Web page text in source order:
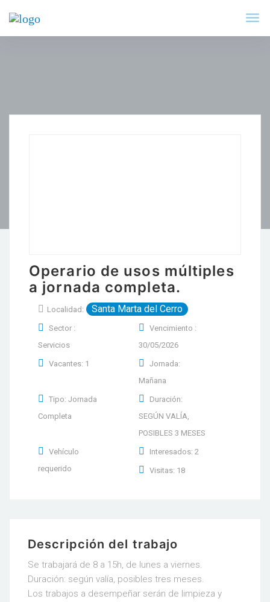
Operario de usos múltiples
a jornada completa.
Localidad: Santa Marta del Cerro
Sector :
Servicios
Vencimiento :
30/05/2026
Vacantes: 1
Jornada:
Mañana
Tipo: Jornada
Completa
Duración:
SEGÚN VALÍA,
POSIBLES 3 MESES
Vehículo
requerido
Interesados: 2
Visitas: 18
Descripción del trabajo
Se trabajará de 8 a 15h, de lunes a viernes.
Duración: según valía, posibles tres meses.
Los trabajos a desempeñar serán de limpieza y